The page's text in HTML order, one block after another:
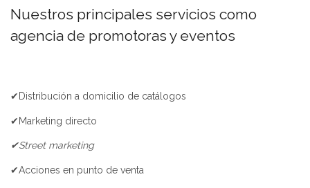
Nuestros principales servicios como
agencia de promotoras y eventos
✔Distribución a domicilio de catálogos
✔Marketing directo
✔Street marketing
✔Acciones en punto de venta